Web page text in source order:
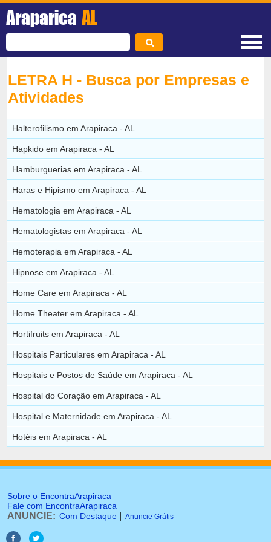
Araparica AL
LETRA H - Busca por Empresas e
Atividades
Halterofilismo em Arapiraca - AL
Hapkido em Arapiraca - AL
Hamburguerias em Arapiraca - AL
Haras e Hipismo em Arapiraca - AL
Hematologia em Arapiraca - AL
Hematologistas em Arapiraca - AL
Hemoterapia em Arapiraca - AL
Hipnose em Arapiraca - AL
Home Care em Arapiraca - AL
Home Theater em Arapiraca - AL
Hortifruits em Arapiraca - AL
Hospitais Particulares em Arapiraca - AL
Hospitais e Postos de Saúde em Arapiraca - AL
Hospital do Coração em Arapiraca - AL
Hospital e Maternidade em Arapiraca - AL
Hotéis em Arapiraca - AL
Sobre o EncontraArapiraca
Fale com EncontraArapiraca
ANUNCIE: Com Destaque Anuncie Grátis